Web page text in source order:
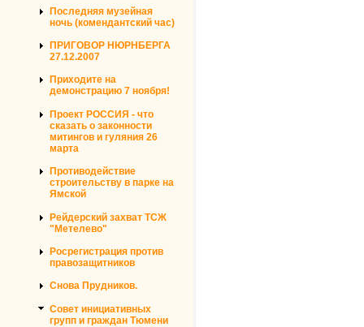
Последняя музейная
ночь (комендантский час)
ПРИГОВОР НЮРНБЕРГА
27.12.2007
Приходите на
демонстрацию 7 ноября!
Проект РОССИЯ - что
сказать о законности
митингов и гуляния 26
марта
Противодействие
строительству в парке на
Ямской
Рейдерский захват ТСЖ
"Метелево"
Росрегистрация против
правозащитников
Снова Прудников.
Совет инициативных
групп и граждан Тюмени